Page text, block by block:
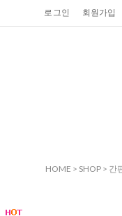
로그인 회원가입
HOME > SHOP > 간